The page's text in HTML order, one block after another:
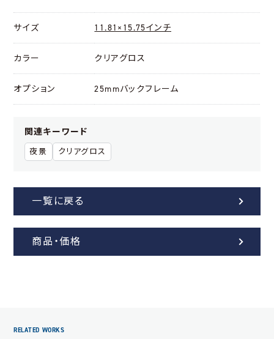
サイズ 11.81×15.75インチ
カラー クリアグロス
オプション 25mmバックフレーム
関連キーワード
夜景 クリアグロス
一覧に戻る
商品・価格